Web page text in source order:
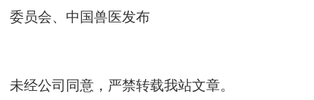
委员会、中国兽医发布
未经公司同意，严禁转载我站文章。